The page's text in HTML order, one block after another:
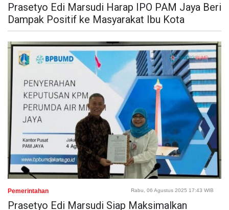
Prasetyo Edi Marsudi Harap IPO PAM Jaya Beri
Dampak Positif ke Masyarakat Ibu Kota
Pemerintahan Rabu, 06 Agustus 2025 17:43 WIB
Prasetyo Edi Marsudi Siap Maksimalkan